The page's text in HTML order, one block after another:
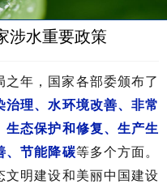
涉水重要政策
之年，国家各部委颁布了
治理、水环境改善、非常
生态保护和修复、生产生
、节能降碳等多个方面。
文明建设和美丽中国建设